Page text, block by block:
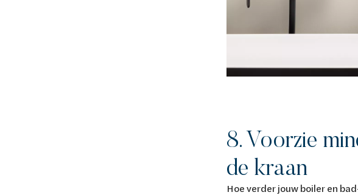
8. Voorzie
de kraan
Hoe verder jouw boiler en